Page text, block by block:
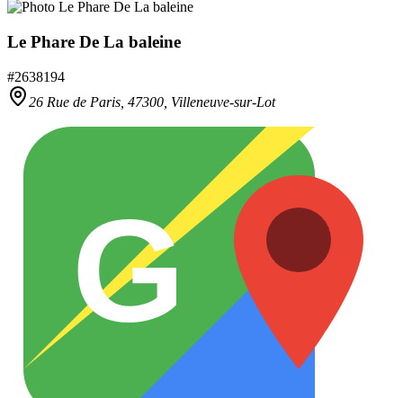
Le Phare De La baleine
#2638194
26 Rue de Paris, 47300 Villeneuve-sur-Lot
G